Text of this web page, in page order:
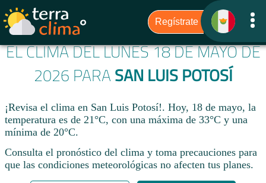
EL CLIMA DEL LUNES 18 DE MAYO DE
2026 PARA SAN LUIS POTOSÍ
¡Revisa el clima en San Luis Potosí!. Hoy, 18 de mayo, la
temperatura es de 21°C, con una máxima de 33°C y una
mínima de 20°C.​
Consulta el pronóstico del clima y toma precauciones para
que las condiciones meteorológicas no afecten tus planes.​